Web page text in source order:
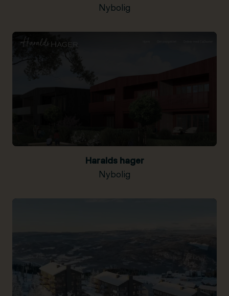
Nybolig
Haralds hager
Nybolig